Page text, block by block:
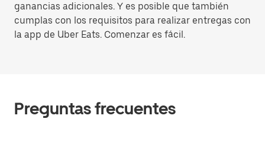
ganancias adicionales. Y es posible que también
cumplas con los requisitos para realizar entregas con
la app de Uber Eats. Comenzar es fácil.
Preguntas frecuentes